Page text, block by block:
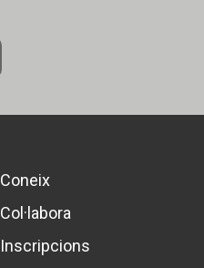
Coneix
Col·labora
Inscripcions